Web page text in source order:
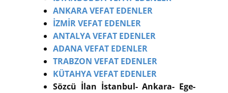
ANKARA VEFAT EDENLER
İZMİR VEFAT EDENLER
ANTALYA VEFAT EDENLER
ADANA VEFAT EDENLER
TRABZON VEFAT EDENLER
KÜTAHYA VEFAT EDENLER
Sözcü İlan İstanbul- Ankara- Ege-